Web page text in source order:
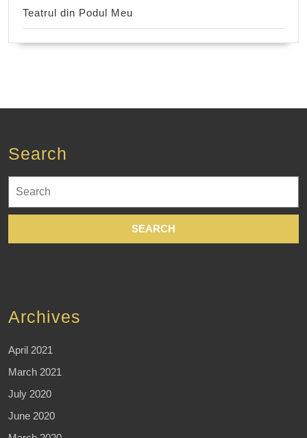
Teatrul din Podul Meu
Search
for:
Archives
April 2021
March 2021
July 2020
June 2020